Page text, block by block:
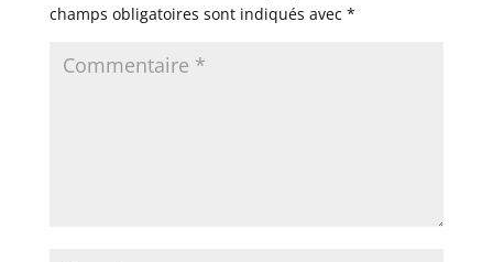
champs obligatoires sont indiqués avec *